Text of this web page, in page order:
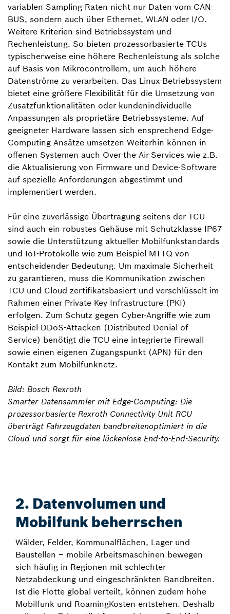
variablen Sampling-Raten nicht nur Daten vom CAN­
BUS, sondern auch über Ethernet, WLAN oder I/O.
Weitere Kriterien sind Betriebssystem und
Rechenleistung. So bieten prozessorbasierte TCUs
typischerweise eine höhere Rechenleistung als solche
auf Basis von Mikrocontrollern, um auch höhere
Datenströme zu verarbeiten. Das Linux-Betriebssystem
bietet eine größere Flexibilität für die Umsetzung von
Zusatzfunktionalitäten oder kundenindividuelle
Anpassungen als proprietäre Betriebssysteme. Auf
geeigneter Hardware lassen sich ensprechend Edge-
Computing Ansätze umsetzen Weiterhin können in
offenen Systemen auch Over-the-Air-Services wie z.B.
die Aktualisierung von Firmware und Device-Software
auf spezielle Anforderungen abgestimmt und
implementiert werden.
Für eine zuverlässige Übertragung seitens der TCU
sind auch ein robustes Gehäuse mit Schutzklasse IP67
sowie die Unterstützung aktueller Mobilfunkstandards
und IoT-Protokolle wie zum Beispiel MTTQ von
entscheidender Bedeutung. Um maximale Sicherheit
zu garantieren, muss die Kommunikation zwischen
TCU und Cloud zertifikatsbasiert und verschlüsselt im
Rahmen einer Private Key Infrastructure (PKI)
erfolgen. Zum Schutz gegen Cyber-Angriffe wie zum
Beispiel DDoS-Attacken (Distributed Denial of
Service) benötigt die TCU eine integrierte Firewall
sowie einen eigenen Zugangspunkt (APN) für den
Kontakt zum Mobilfunknetz.
Bild: Bosch Rexroth
Smarter Datensammler mit Edge-Computing: Die
prozessorbasierte Rexroth Connectivity Unit RCU
überträgt Fahrzeugdaten bandbreitenoptimiert in die
Cloud und sorgt für eine lückenlose End-to-End-Security.
2. Datenvolumen und
Mobilfunk beherrschen
Wälder, Felder, Kommunalflächen, Lager und
Baustellen – mobile Arbeitsmaschinen bewegen
sich häufig in Regionen mit schlechter
Netzabdeckung und eingeschränkten Bandbreiten.
Ist die Flotte global verteilt, können zudem hohe
Mobilfunk­ und Roaming­Kosten entstehen. Deshalb